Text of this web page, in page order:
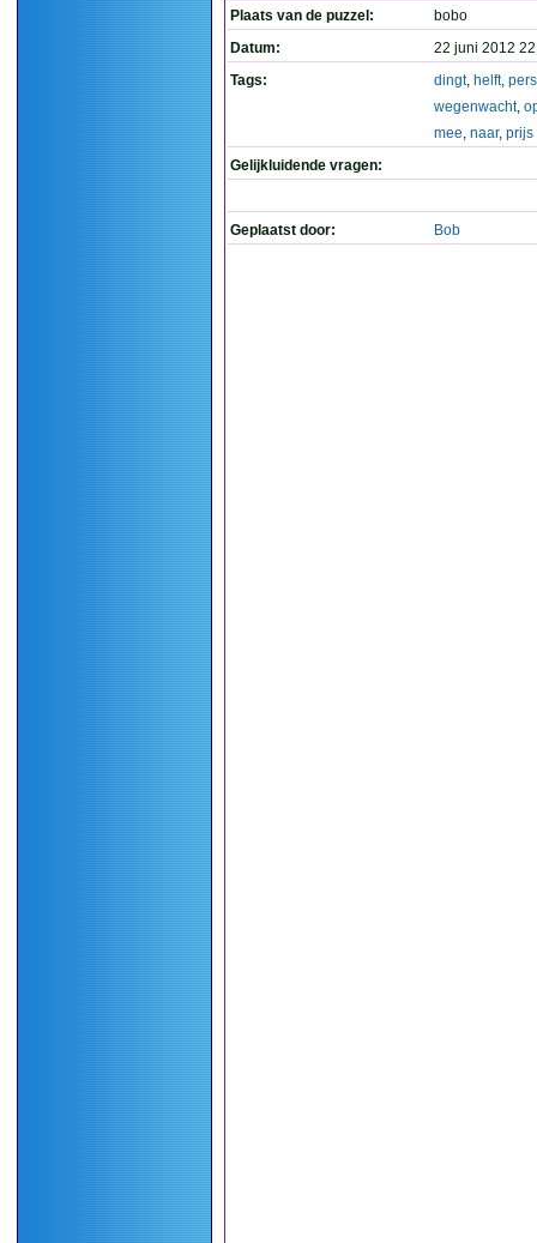
Plaats van de puzzel:
bobo
Datum:
22 juni 2012
Tags:
dingt, helft,
wegenwacht,
mee, naar, prijs
Gelijkluidende vragen:
Geplaatst door: Bob